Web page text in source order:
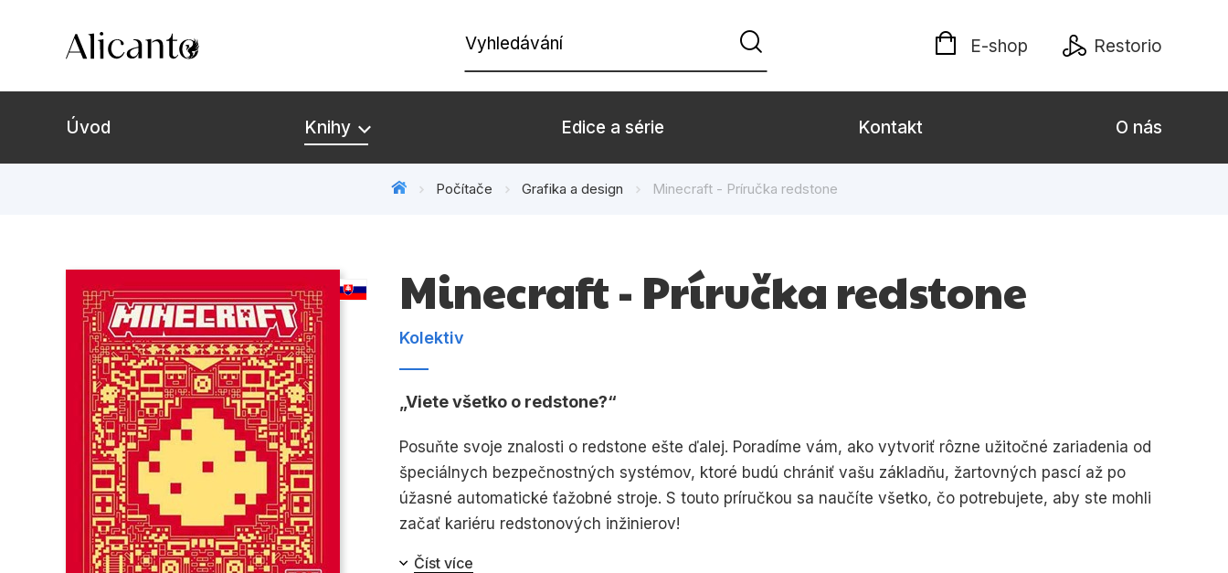
Vyhledávání E-shop Restorio
Úvod Knihy
Připravujeme
Bestsellery
Tipy redakce
Beletrie pro děti Beletrie pro dospělé
Komiks
Umění a kultura Výchova a pedagogika Young adult
Zdraví a životní styl
Edice a série Kontakt O nás
Počítače Grafika a design Minecraft - Príručka redstone
Minecraft - Príručka redstone
Kolektiv
Viete všetko o redstone?
Posuňte svoje znalosti o redstone ešte ďalej. Poradíme vám, ako vytvoriť rôzne užitočné zariadenia od
špeciálnych bezpečnostných systémov, ktoré budú chrániť vašu základňu, žartovných pascí až po
úžasné automatické ťažobné stroje. S touto príručkou sa naučíte všetko, čo potrebujete, aby ste mohli
začať kariéru redstonových inžinierov!
Číst více